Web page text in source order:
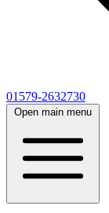
01579-2632730
Open main menu